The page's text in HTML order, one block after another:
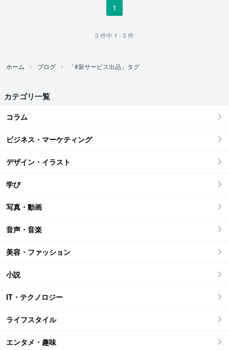
1
3 件中 1 - 3 件
ホーム ブログ 「#新サービス出品」タグ
カテゴリ一覧
コラム
ビジネス・マーケティング
デザイン・イラスト
学び
写真・動画
音声・音楽
美容・ファッション
小説
IT・テクノロジー
ライフスタイル
エンタメ・趣味